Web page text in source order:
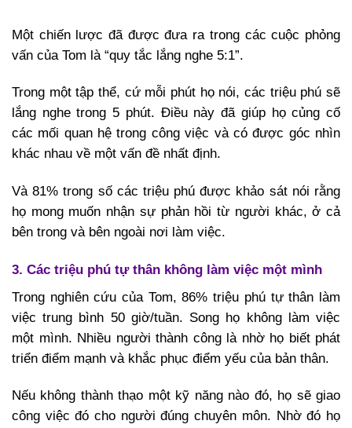
Một chiến lược đã được đưa ra trong các cuộc phỏng
vấn của Tom là “quy tắc lắng nghe 5:1”.
Trong một tập thể, cứ mỗi phút họ nói, các triệu phú sẽ
lắng nghe trong 5 phút. Điều này đã giúp họ củng cố
các mối quan hệ trong công việc và có được góc nhìn
khác nhau về một vấn đề nhất định.
Và 81% trong số các triệu phú được khảo sát nói rằng
họ mong muốn nhận sự phản hồi từ người khác, ở cả
bên trong và bên ngoài nơi làm việc.
3. Các triệu phú tự thân không làm việc một mình
Trong nghiên cứu của Tom, 86% triệu phú tự thân làm
việc trung bình 50 giờ/tuần. Song họ không làm việc
một mình. Nhiều người thành công là nhờ họ biết phát
triển điểm mạnh và khắc phục điểm yếu của bản thân.
Nếu không thành thạo một kỹ năng nào đó, họ sẽ giao
công việc đó cho người đúng chuyên môn. Nhờ đó họ